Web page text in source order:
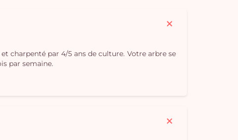
charpenté par 4/5 ans de culture. Votre arbre se
par semaine.